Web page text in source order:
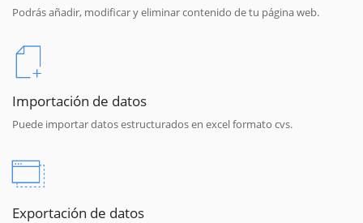
Podrás añadir, modificar y eliminar contenido de tu página web.
Importación de datos
Puede importar datos estructurados en excel formato cvs.
Exportación de datos